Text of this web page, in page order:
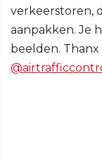
verkeerstoren,
aanpakken. Je
beelden. Thanx